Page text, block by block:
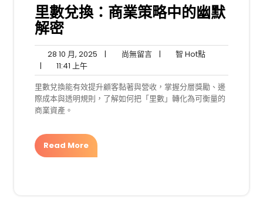
里數兌換：商業策略中的幽默
解密
28 10 月, 2025 28
月,
2025
| 尚無留言尚
留
言
| 智 Hot點智
點
| 11:41 上午11:41
上
午
里數兌換能有效提升顧客黏著與營收，掌握分層獎勵、邊
際成本與透明規則，了解如何把「里數」轉化為可衡量的
商業資產。
Read More